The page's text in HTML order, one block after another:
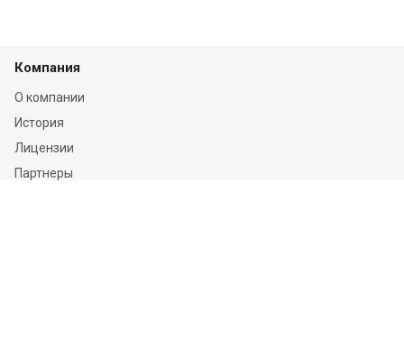
Компания
О компании
История
Лицензии
Партнеры